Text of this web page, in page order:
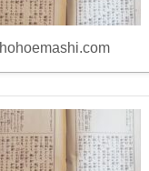
hohoemashi.com